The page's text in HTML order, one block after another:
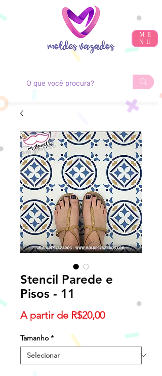
ME
NU
Stencil Parede e
Pisos - 11
A partir de R$20,00Preço
Tamanho *